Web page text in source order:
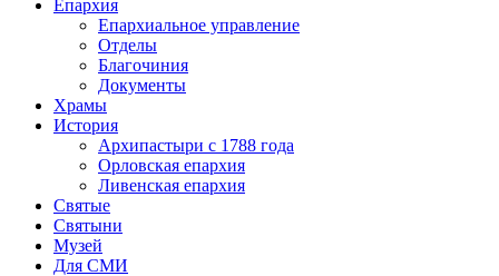
Епархия
Епархиальное управление
Отделы
Благочиния
Документы
Храмы
История
Архипастыри с 1788 года
Орловская епархия
Ливенская епархия
Святые
Святыни
Музей
Для СМИ